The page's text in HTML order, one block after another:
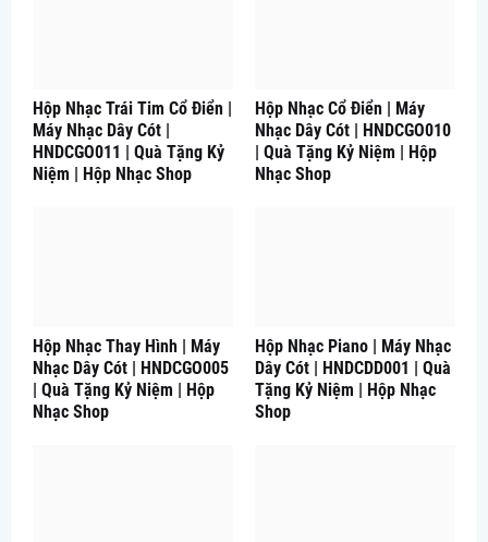
Hộp Nhạc Trái Tim Cổ Điển |
Máy Nhạc Dây Cót |
HNDCGO011 | Quà Tặng Kỷ
Niệm | Hộp Nhạc Shop
Hộp Nhạc Cổ Điển | Máy
Nhạc Dây Cót | HNDCGO010
| Quà Tặng Kỷ Niệm | Hộp
Nhạc Shop
Hộp Nhạc Thay Hình | Máy
Nhạc Dây Cót | HNDCGO005
| Quà Tặng Kỷ Niệm | Hộp
Nhạc Shop
Hộp Nhạc Piano | Máy Nhạc
Dây Cót | HNDCDD001 | Quà
Tặng Kỷ Niệm | Hộp Nhạc
Shop